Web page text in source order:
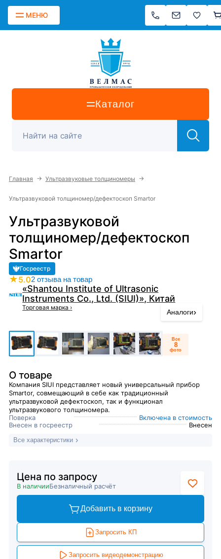
МЕНЮ
Каталог
Главная → Ультразвуковые толщиномеры →
Ультразвуковой толщиномер/дефектоскоп Smartor
Ультразвуковой
толщиномер/дефектоскоп
Smartor
Госреестр
★5.02 отзыва на товар
«Shantou Institute of Ultrasonic
Instruments Co., Ltd. (SIUI)», Китай
Торговая марка ›
Все
8
фото
Аналоги›
О товаре
Компания SIUI представляет новый универсальный прибор
Smartor, совмещающий в себе как традиционный
ультразвуковой дефектоскоп, так и функционал
ультразвукового толщиномера.
Поверка
Включена в стоимость
Внесен в госреестр
Внесен
Все характеристики
Цена по запросу
В наличииБезналичный расчёт
Добавить в корзину
Запросить КП
Запросить видеодемонстрацию